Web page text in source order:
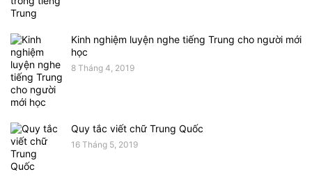
Kinh nghiệm luyện nghe tiếng Trung cho người mới
học
8 Tháng 4, 2019
Quy tắc viết chữ Trung Quốc
16 Tháng 5, 2019